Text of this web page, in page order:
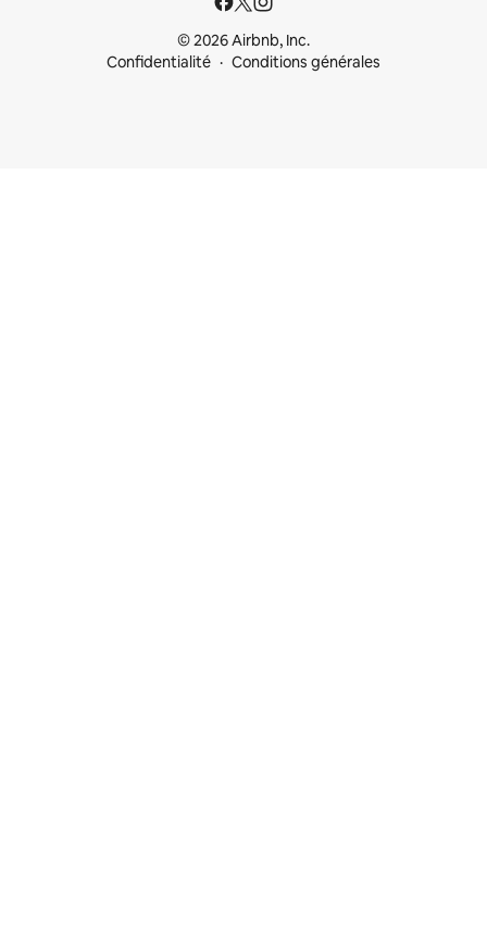
© 2026 Airbnb, Inc.
Confidentialité
Conditions générales